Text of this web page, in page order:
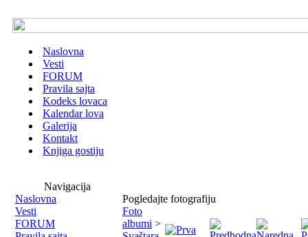
Naslovna
Vesti
FORUM
Pravila sajta
Kodeks lovaca
Kalendar lova
Galerija
Kontakt
Knjiga gostiju
Navigacija
Naslovna
Vesti
FORUM
Pogledajte fotografiju
Foto
albumi >